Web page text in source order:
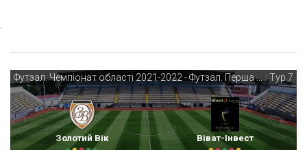
Футзал. Чемпіонат області 2021-2022 - Футзал. Перша ліга Запорізької області 2021-2022 | Тур 7
Золотий Вік Віват-Інвест